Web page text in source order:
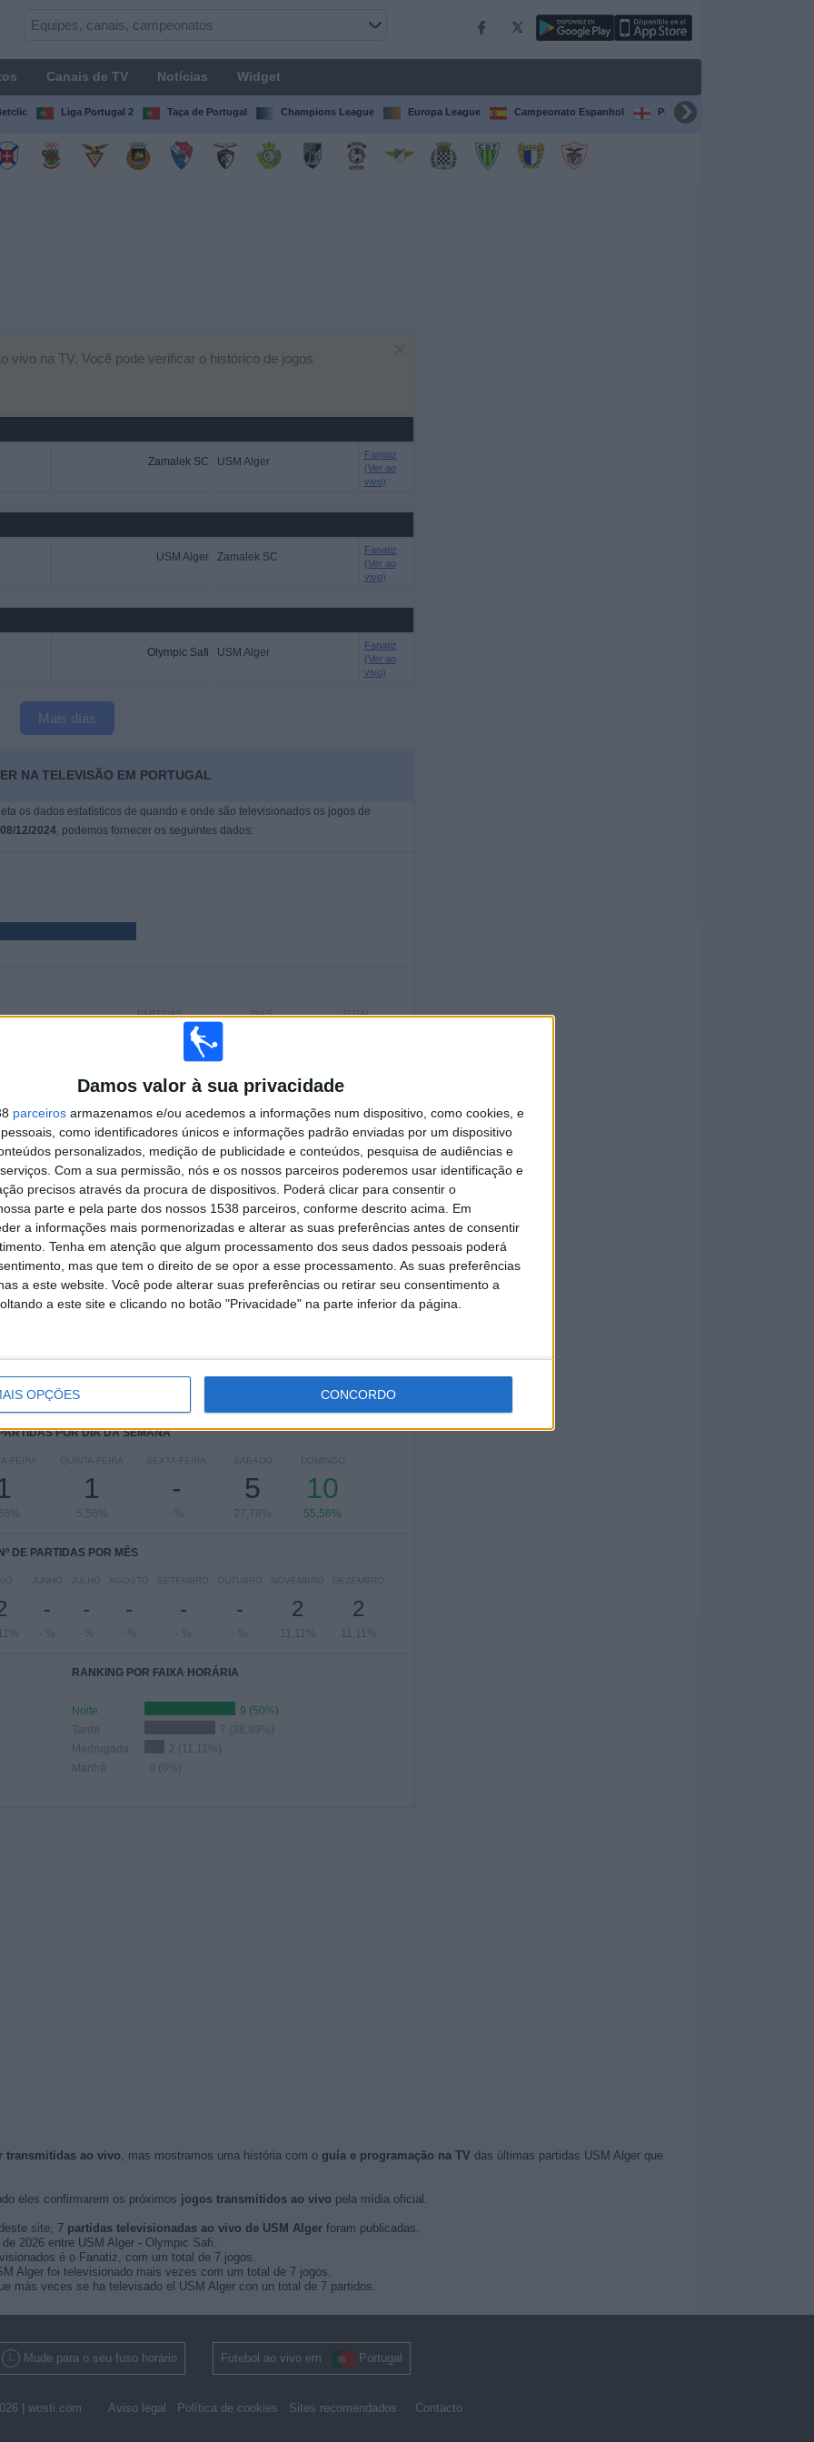
Damos valor à sua privacidade
parceiros armazenamos e/ou acedemos a informações num dispositivo, como cookies, e
como identificadores únicos e informações padrão enviadas por um dispositivo
personalizados, medição de publicidade e conteúdos, pesquisa de audiências e
Com a sua permissão, nós e os nossos parceiros poderemos usar identificação e
precisos através da procura de dispositivos. Poderá clicar para consentir o
parte e pela parte dos nossos 1538 parceiros, conforme descrito acima. Em
a informações mais pormenorizadas e alterar as suas preferências antes de consentir
Tenha em atenção que algum processamento dos seus dados pessoais poderá
mas que tem o direito de se opor a esse processamento. As suas preferências
a este website. Você pode alterar suas preferências ou retirar seu consentimento a
a este site e clicando no botão "Privacidade" na parte inferior da página.
OPÇÕES CONCORDO
Canais de TV Notícias Widget
Liga Portugal 2 Taça de Portugal Champions League Europa League Campeonato Espanhol Premier League
vivo na TV. Você pode verificar o histórico de jogos
Zamalek SC USM Alger
Fanatiz
(Ver ao
vivo)
USM Alger Zamalek SC
Fanatiz
(Ver ao
vivo)
Olympic Safi USM Alger
Fanatiz
(Ver ao
vivo)
Mais días
NA TELEVISÃO EM PORTUGAL
os dados estatísticos de quando e onde são televisionados os jogos de
08/12/2024, podemos fornecer os seguintes dados:
TOTAL
DIAS
GRATUITA
PARTIDAS
PAGOS
11
RIVAIS
4
VS Olympic Safi
2
COMPETIÇÕES
RANKING POR COMPETIÇÕES
CAF Confederation Cup
16 (88,89%)
Algerian Cup
2 (11,11%)
POR DIA DA SEMANA
FEIRA QUINTA-FEIRA
1
5,56%
SEXTA-FEIRA
-
- %
SÁBADO
5
27,78%
DOMINGO
10
55,56%
Nº DE PARTIDAS POR MÊS
JUNHO
-
- %
JULHO
-
- %
AGOSTO
-
- %
SETEMBRO
-
- %
OUTUBRO
-
- %
NOVEMBRO
2
11,11%
DEZEMBRO
2
11,11%
RANKING POR FAIXA HORÁRIA
Noite
9 (50%)
Tarde
7 (38,89%)
Madrugada
2 (11,11%)
Manhã
0 (0%)
transmitidas ao vivo, mas mostramos uma história com o guía e programação na TV das últimas partidas USM Alger que
eles confirmarem os próximos jogos transmitidos ao vivo pela mídia oficial.
site, 7 partidas televisionadas ao vivo de USM Algerforam publicadas.
2026 entre USM Alger - Olympic Safi.
é o Fanatiz, com um total de 7 jogos.
Alger foi televisionado mais vezes com um total de 7 jogos.
más veces se ha televisado el USM Alger con un total de 7 partidos.
Mude para o seu fuso horário Futebol ao vivo em Portugal
| wosti.com Aviso legal Política de cookies Sites recomendados Contacto